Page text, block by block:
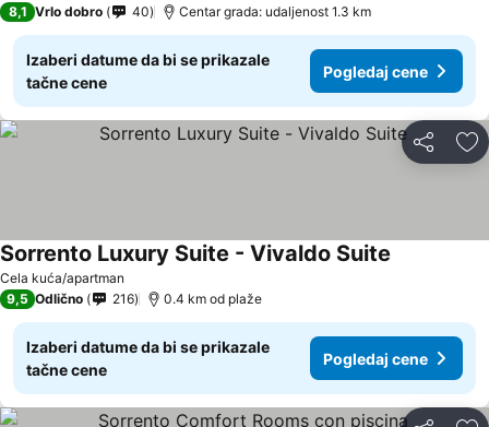
8,1 Vrlo dobro 40 Centar grada: udaljenost 1.3 km
Izaberi datume da bi se prikazale
tačne cene
Pogledaj cene
Deli
Cela kuća/apartman
Sorrento Luxury Suite - Vivaldo Suite
9,5 Odlično 216 0.4 km od plaže
Izaberi datume da bi se prikazale
tačne cene
Pogledaj cene